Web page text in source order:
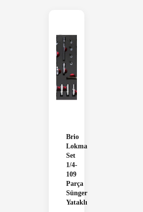
Brio
Lokma
Set
1/4-
109
Parça
Sünger
Yataklı